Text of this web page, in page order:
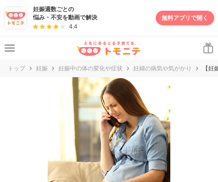
妊娠週数ごとの
悩み・不安を動画で解決
4.4
無料アプリで開く
トップ 妊娠 妊娠中の体の変化や症状 妊婦の病気や気がかり 【